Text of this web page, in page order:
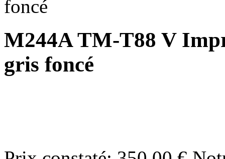
foncé
M244A TM-T88 V
gris foncé